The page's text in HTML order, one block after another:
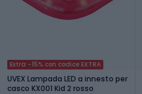
Extra -15% con codice EXTRA
UVEX Lampada LED a innesto per
casco KX001 Kid 2 rosso